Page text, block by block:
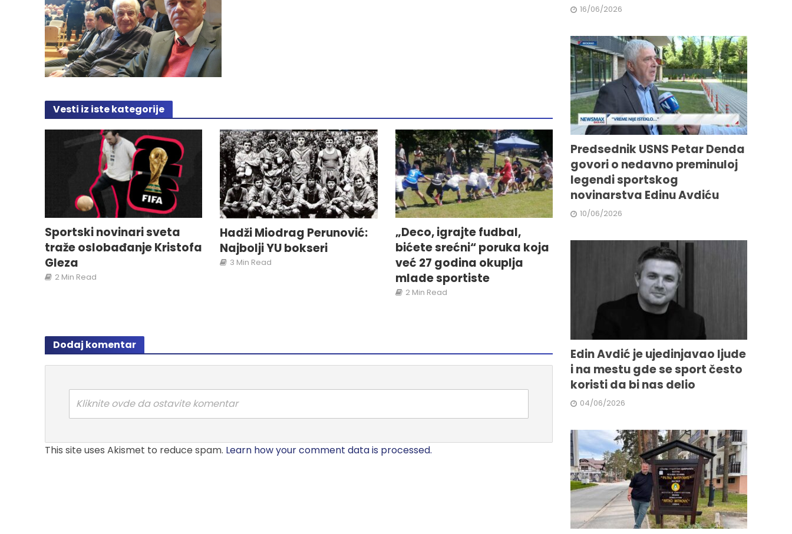
Vesti iz iste kategorije
Sportski novinari sveta
traže oslobađanje Kristofa
Gleza
2 Min Read
Hadži Miodrag Perunović:
Najbolji YU bokseri
3 Min Read
„Deco, igrajte fudbal,
bićete srećni“ poruka koja
već 27 godina okuplja
mlade sportiste
2 Min Read
Dodaj komentar
Kliknite ovde da ostavite komentar
This site uses Akismet to reduce spam. Learn how your comment data is processed.
16/06/2026
Predsednik USNS Petar Denda
govori o nedavno preminuloj
legendi sportskog
novinarstva Edinu Avdiću
10/06/2026
Edin Avdić je ujedinjavao ljude
i na mestu gde se sport često
koristi da bi nas delio
04/06/2026